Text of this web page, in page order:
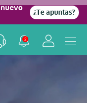
nuevo
¿Te apuntas?
2